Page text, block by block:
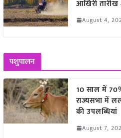
आखिरी
August 4,
पशुपालन
10 साल में
राज्यसभा में
की उपलब्धियां
August 7,